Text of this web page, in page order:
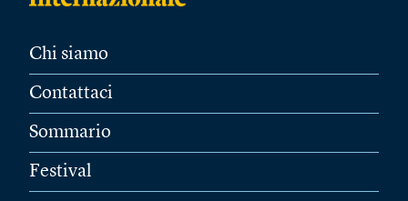
Chi siamo
Contattaci
Sommario
Festival